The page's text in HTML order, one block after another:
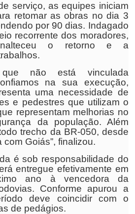
serviço, as equipes iniciam
retomar as obras no dia 3
por 90 dias. Indagado
recorrente dos moradores,
o retorno e a
não está vinculada
na sua execução,
uma necessidade de
e pedestres que utilizam o
representam melhorias no
da população. Além
trecho da BR-050, desde
Goiás”, finalizou.
é sob responsabilidade do
entregue efetivamente em
ano à vencedora da
Conforme apurou a
deve coincidir com o
de pedágios.